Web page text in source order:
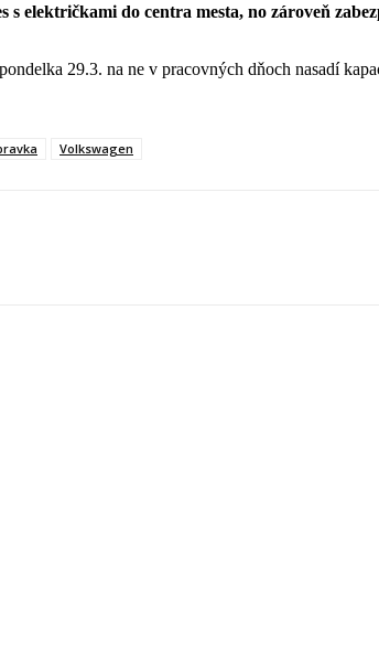
električkami do centra mesta, no zároveň
29.3. na ne v pracovných dňoch nasadí
Volkswagen